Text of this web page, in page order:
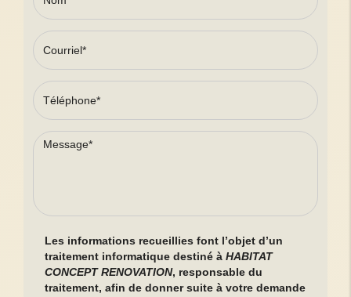
Les informations recueillies font l’objet d’un
traitement informatique destiné àHABITAT
CONCEPT RENOVATION, responsable du
traitement, afin de donner suite à votre demande